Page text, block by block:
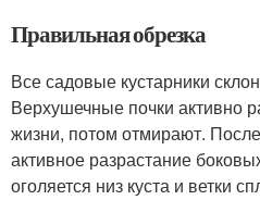
Правильная обрезка
Все садовые кустарники
Верхушечные почки активно
жизни, потом отмирают.
активное разрастание
оголяется низ куста и ветки